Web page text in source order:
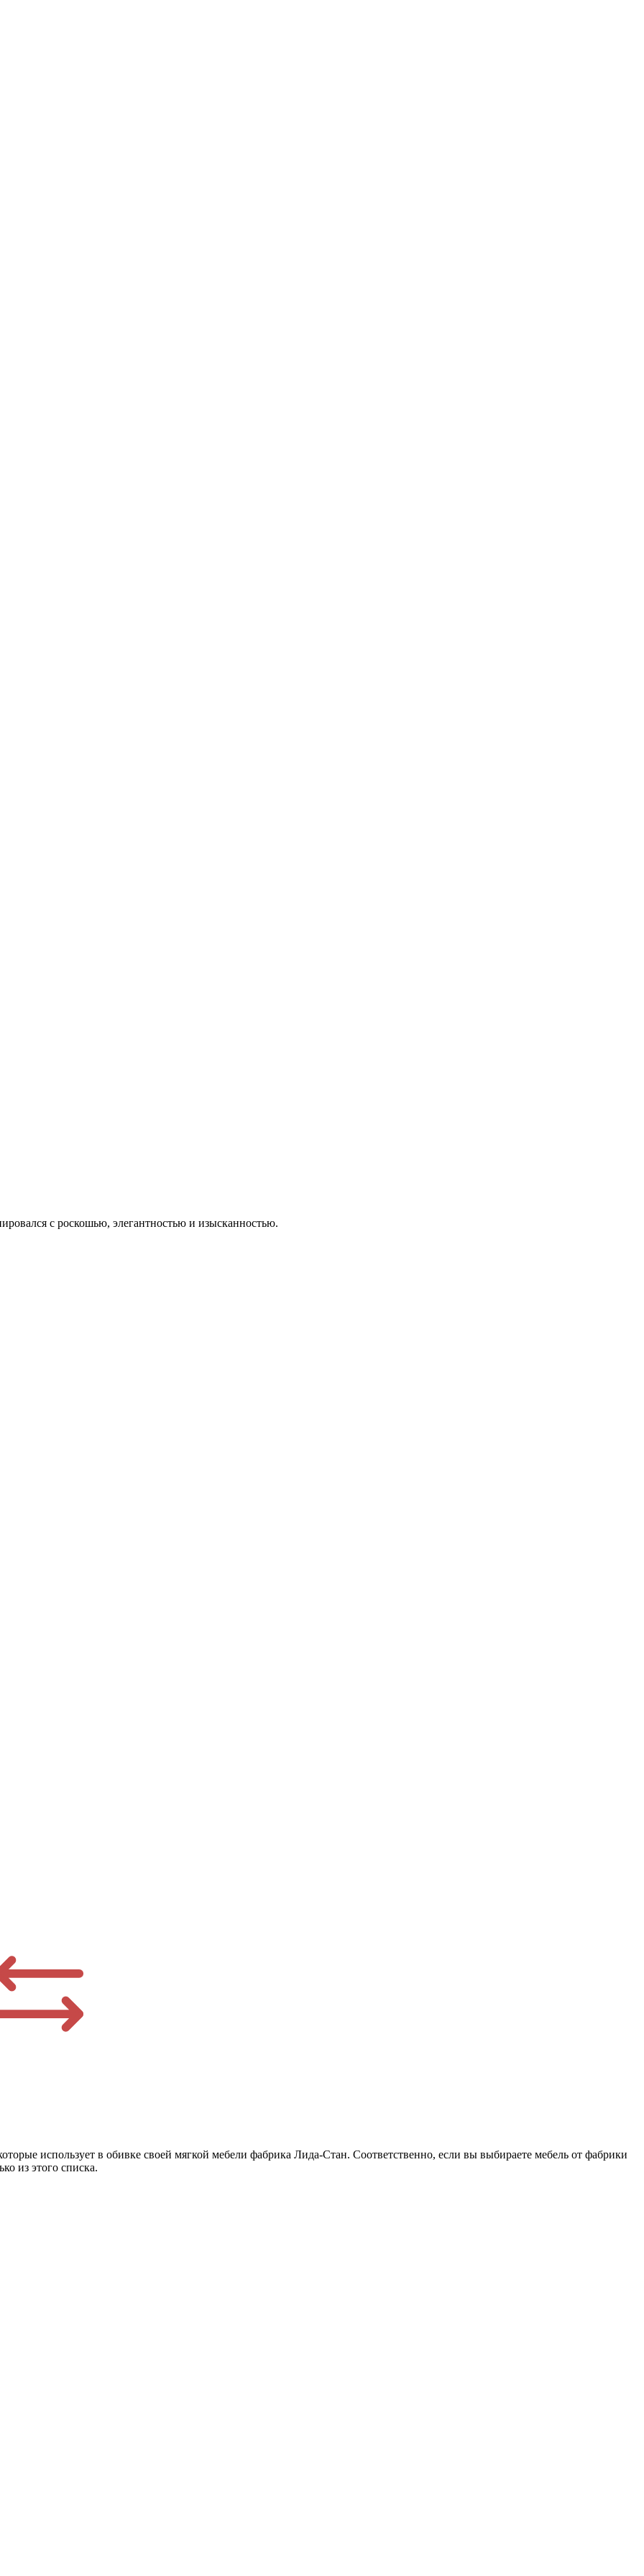
с роскошью, элегантностью и изысканностью.
использует в обивке своей мягкой мебели фабрика Лида-Стан. Соответственно, если вы выбираете мебель от фабрики
из этого списка.